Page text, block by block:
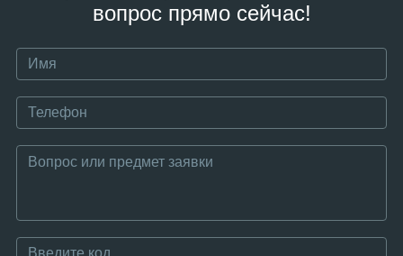
вопрос прямо сейчас!